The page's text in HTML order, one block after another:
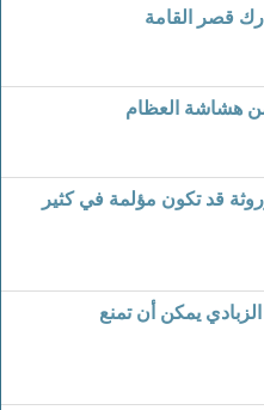
قصر القامة
هشاشة العظام
قد تكون مؤلمة في كثير
يمكن أن تمنع